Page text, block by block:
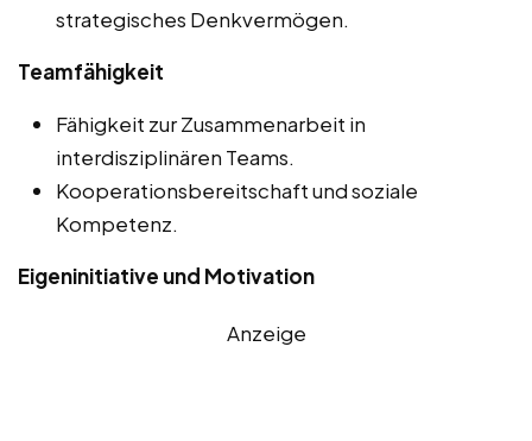
strategisches Denkvermögen.
Teamfähigkeit
Fähigkeit zur Zusammenarbeit in
interdisziplinären Teams.
Kooperationsbereitschaft und soziale
Kompetenz.
Eigeninitiative und Motivation
Anzeige